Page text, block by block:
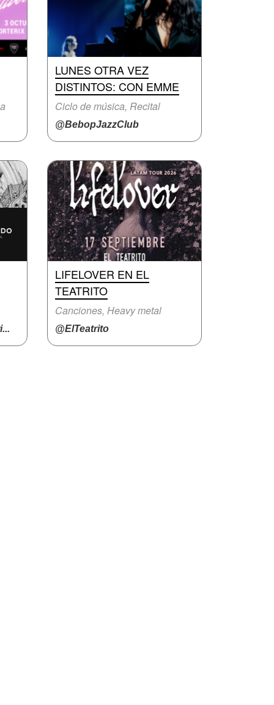
LUNES OTRA VEZ
DISTINTOS: CON EMME
Ciclo de música, Recital
@BebopJazzClub
LIFELOVER EN EL
TEATRITO
Canciones, Heavy metal
@ElTeatrito